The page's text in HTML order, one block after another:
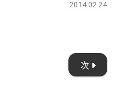
2014.02.24
次